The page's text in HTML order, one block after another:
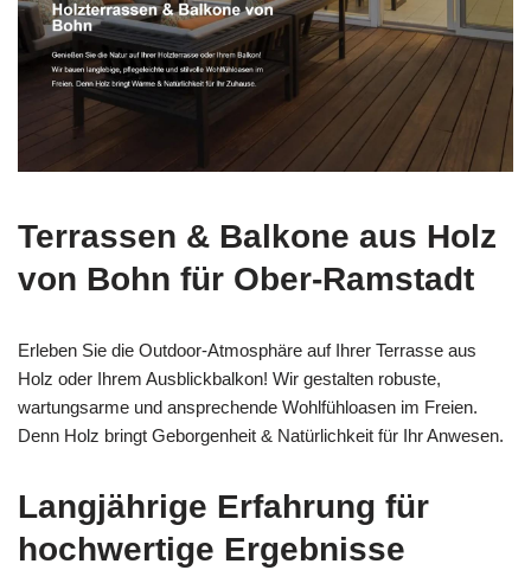
Terrassen & Balkone aus Holz
von Bohn für Ober-Ramstadt
Erleben Sie die Outdoor-Atmosphäre auf Ihrer Terrasse aus
Holz oder Ihrem Ausblickbalkon! Wir gestalten robuste,
wartungsarme und ansprechende Wohlfühloasen im Freien.
Denn Holz bringt Geborgenheit & Natürlichkeit für Ihr Anwesen.
Langjährige Erfahrung für
hochwertige Ergebnisse